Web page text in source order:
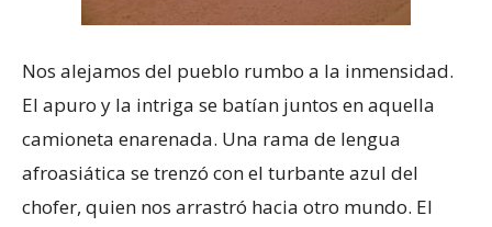
Nos alejamos del pueblo rumbo a la inmensidad.
El apuro y la intriga se batían juntos en aquella
camioneta enarenada. Una rama de lengua
afroasiática se trenzó con el turbante azul del
chofer, quien nos arrastró hacia otro mundo. El